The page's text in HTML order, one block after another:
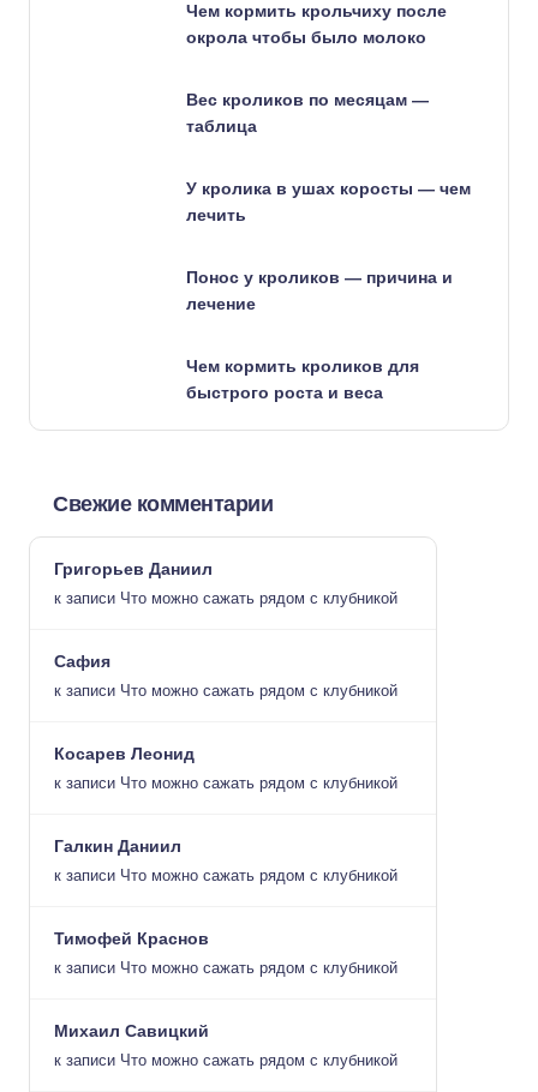
Чем кормить крольчиху после
окрола чтобы было молоко
Вес кроликов по месяцам —
таблица
У кролика в ушах коросты — чем
лечить
Понос у кроликов — причина и
лечение
Чем кормить кроликов для
быстрого роста и веса
Свежие комментарии
Григорьев Даниил
к записи Что можно сажать рядом с клубникой
Сафия
к записи Что можно сажать рядом с клубникой
Косарев Леонид
к записи Что можно сажать рядом с клубникой
Галкин Даниил
к записи Что можно сажать рядом с клубникой
Тимофей Краснов
к записи Что можно сажать рядом с клубникой
Михаил Савицкий
к записи Что можно сажать рядом с клубникой